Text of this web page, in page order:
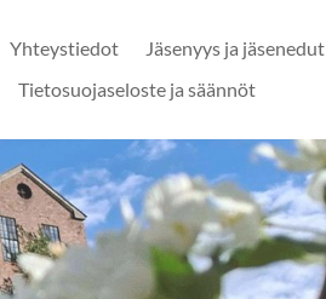
Yhteystiedot Jäsenyys ja jäsenedut
Tietosuojaseloste ja säännöt